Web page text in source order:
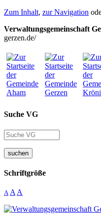
Zum Inhalt, zur Navigation
Verwaltungsgemeinschaft
gerzen.de/
Suche VG
suchen
Schriftgröße
A A A